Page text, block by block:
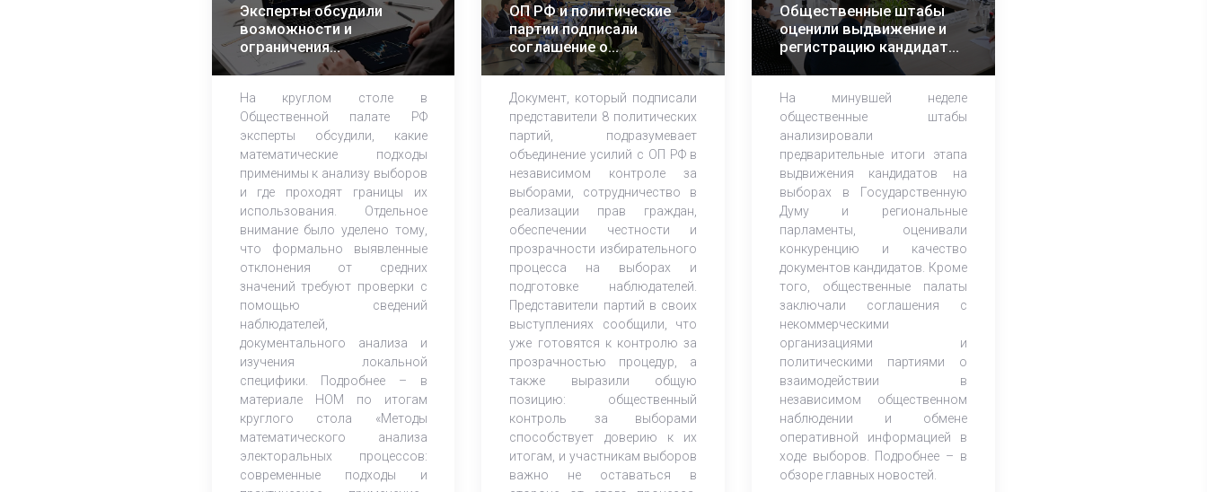
Эксперты обсудили
возможности и
ограничения
математического
кампаний
На круглом столе в
Общественной палате РФ
эксперты обсудили, какие
математические подходы
применимы к анализу выборов
и где проходят границы их
использования. Отдельное
внимание было уделено тому,
что формально выявленные
отклонения от средних
значений требуют проверки с
помощью сведений
наблюдателей,
документального анализа и
изучения локальной
специфики. Подробнее – в
материале НОМ по итогам
круглого стола «Методы
математического анализа
электоральных процессов:
современные подходы и
ОП РФ и политические
партии подписали
соглашение о
сотрудничестве в
в Госдуму РФ
Документ, который подписали
представители 8 политических
партий, подразумевает
объединение усилий с ОП РФ в
независимом контроле за
выборами, сотрудничество в
реализации прав граждан,
обеспечении честности и
прозрачности избирательного
процесса на выборах и
подготовке наблюдателей.
Представители партий в своих
выступлениях сообщили, что
уже готовятся к контролю за
прозрачностью процедур, а
также выразили общую
позицию: общественный
контроль за выборами
способствует доверию к их
итогам, и участникам выборов
важно не оставаться в
Общественные штабы
оценили выдвижение и
регистрацию кандидатов
в регионах
На минувшей неделе
общественные штабы
анализировали
предварительные итоги этапа
выдвижения кандидатов на
выборах в Государственную
Думу и региональные
парламенты, оценивали
конкуренцию и качество
документов кандидатов. Кроме
того, общественные палаты
заключали соглашения с
некоммерческими
организациями и
политическими партиями о
взаимодействии в
независимом общественном
наблюдении и обмене
оперативной информацией в
ходе выборов. Подробнее – в
обзоре главных новостей.